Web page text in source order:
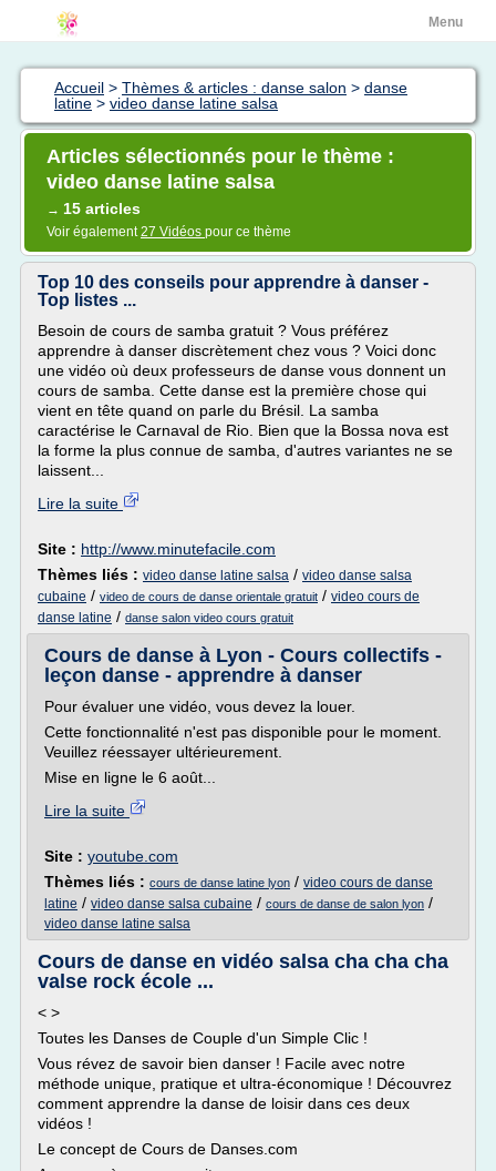
Menu
Accueil > Thèmes & articles : danse salon > danse
latine > video danse latine salsa
Articles sélectionnés pour le thème :
video danse latine salsa
→ 15 articles
Voir également27 Vidéos pour ce thème
Top 10 des conseils pour apprendre à danser -
Top listes ...
Besoin de cours de samba gratuit ? Vous préférez
apprendre à danser discrètement chez vous ? Voici donc
une vidéo où deux professeurs de danse vous donnent un
cours de samba. Cette danse est la première chose qui
vient en tête quand on parle du Brésil. La samba
caractérise le Carnaval de Rio. Bien que la Bossa nova est
la forme la plus connue de samba, d'autres variantes ne se
laissent...
Lire la suite
Site : http://www.minutefacile.com
Thèmes liés : video danse latine salsa / video danse salsa
cubaine / video de cours de danse orientale gratuit / video cours de
danse latine / danse salon video cours gratuit
Cours de danse à Lyon - Cours collectifs -
leçon danse - apprendre à danser
Pour évaluer une vidéo, vous devez la louer.
Cette fonctionnalité n'est pas disponible pour le moment.
Veuillez réessayer ultérieurement.
Mise en ligne le 6 août...
Lire la suite
Site : youtube.com
Thèmes liés : cours de danse latine lyon / video cours de danse
latine / video danse salsa cubaine / cours de danse de salon lyon /
video danse latine salsa
Cours de danse en vidéo salsa cha cha cha
valse rock école ...
< >
Toutes les Danses de Couple d'un Simple Clic !
Vous révez de savoir bien danser ! Facile avec notre
méthode unique, pratique et ultra-économique ! Découvrez
comment apprendre la danse de loisir dans ces deux
vidéos !
Le concept de Cours de Danses.com